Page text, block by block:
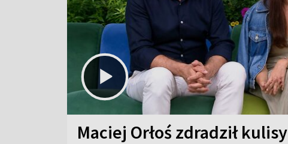
Maciej Orłoś zdradził kulisy